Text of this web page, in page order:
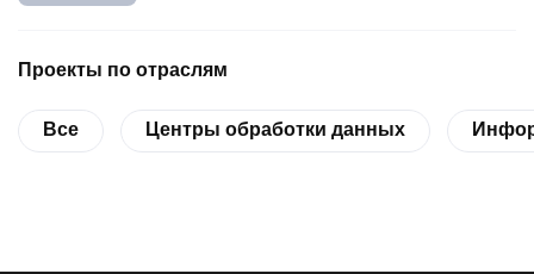
Проекты по отраслям
Все Центры обработки данных